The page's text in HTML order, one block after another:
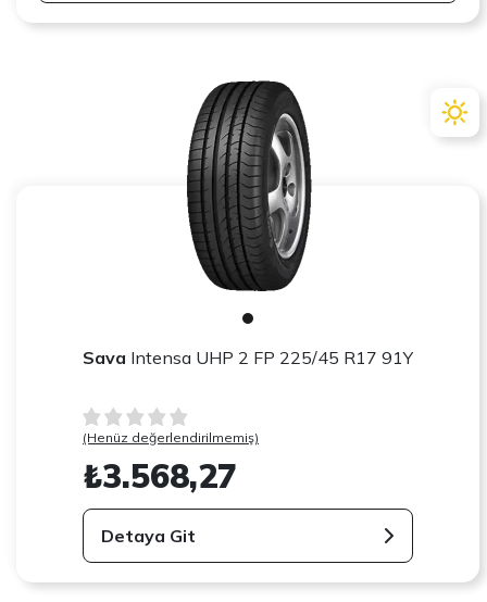
Sava Intensa UHP 2 FP 225/45 R17 91Y
(Henüz değerlendirilmemiş)
₺3.568,27
Detaya Git